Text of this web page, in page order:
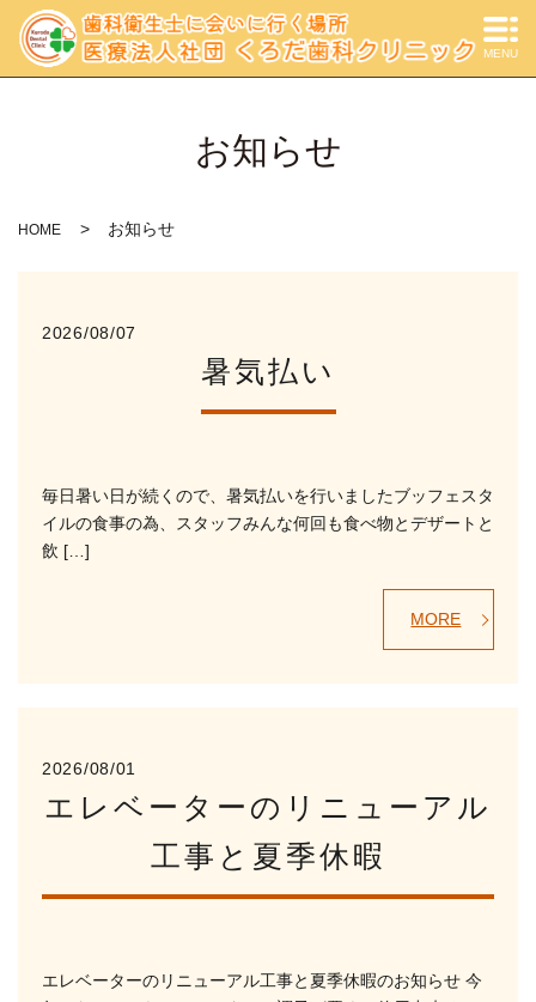
MENU
お知らせ
HOME お知らせ
2026/08/07
暑気払い
毎日暑い日が続くので、暑気払いを行いましたブッフェスタ
イルの食事の為、スタッフみんな何回も食べ物とデザートと
飲 […]
MORE
2026/08/01
エレベーターのリニューアル
工事と夏季休暇
エレベーターのリニューアル工事と夏季休暇のお知らせ 今